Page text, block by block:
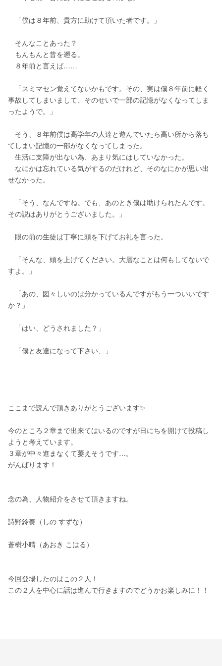
「僕は８年前、貴方に助けて頂いた者です。」
そんなことあった？
もんもんと昔を遡る。
８年前と言えば……
「スミマセン覚えてないかもです。その、実は僕８年前に軽く
事故してしまいまして、そのせいで一部の記憶がなくなってしま
ったようで。」
そう、８年前僕は高学年の人達と遊んでいたら高い所から落ち
てしまい記憶の一部がなくなってしまった。
生活に支障が出ない為、あまり気にはしていなかった。
なにかは忘れている気がするのだけれど、そのなにかが思い出
せなかった。
「そう、なんですね。でも、あのとき僕は助けられたんです。
その説はありがとうございました。」
眼の前の生徒は丁寧に頭を下げてお礼を言った。
「そんな、頭を上げてください。大層なことは何もしてないで
すよ。」
「あの、図々しいのは分かっているんですがもう一ついいです
か？」
「はい、どうされました？」
「僕と友達になって下さい、」
ここまで読んで頂きありがとうございます✨
今のところ２章まで出来てはいるのですが日にちを開けて投稿し
ようと考えています。
３章が中々進まなくて萎えそうです…。
がんばります！
念の為、人物紹介をさせて頂きますね。
詩野鈴奏（しの すずな）
蒼樹小晴（あおき こはる）
今回登場したのはこの２人！
この２人を中心に話は進んで行きますのでどうかお楽しみに！！